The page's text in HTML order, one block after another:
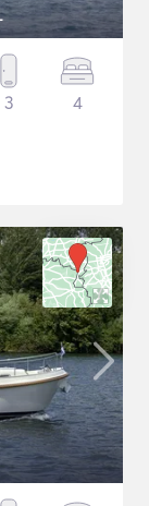
3 4